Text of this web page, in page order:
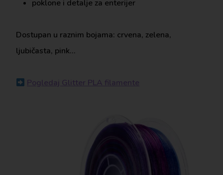
poklone i detalje za enterijer
Dostupan u raznim bojama: crvena, zelena,
ljubičasta, pink…
Pogledaj Glitter PLA filamente